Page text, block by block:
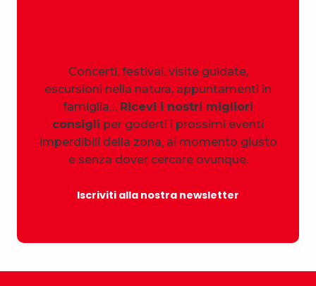
Concerti, festival, visite guidate,
escursioni nella natura, appuntamenti in
famiglia… Ricevi i nostri migliori
consigli per goderti i prossimi eventi
imperdibili della zona, al momento giusto
e senza dover cercare ovunque.
Iscriviti alla nostra newsletter